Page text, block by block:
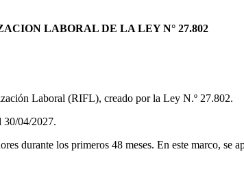
LABORAL DE LA LEY N° 27.802
Laboral (RIFL), creado por la Ley N.º 27.802.
30/04/2027.
durante los primeros 48 meses. En este marco, se